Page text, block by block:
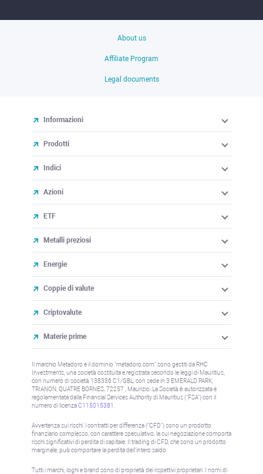
About us
Affiliate Program
Legal documents
Informazioni
Prodotti
Indici
Azioni
ETF
Metalli preziosi
Energie
Coppie di valute
Criptovalute
Materie prime
Il marchio Metadoro e il dominio "metadoro.com" sono gestiti da RHC
Investments, una società costituita e registrata secondo le leggi di Mauritius,
con numero di società 138336 C1/GBL, con sede in 3 EMERALD PARK,
TRIANON, QUATRE BORNES, 72257 , Maurizio. La Società è autorizzata e
regolamentata dalla Financial Services Authority di Mauritius ("FSA") con il
numero di licenzaC115015381
Avvertenza sui rischi: i contratti per differenza ("CFD") sono un prodotto
finanziario complesso, con carattere speculativo, la cui negoziazione comporta
rischi significativi di perdita di capitale. Il trading di CFD, che sono un prodotto
marginale, può comportare la perdita dell'intero saldo.
Tutti i marchi, loghi e brand sono di proprietà dei rispettivi proprietari. I nomi di